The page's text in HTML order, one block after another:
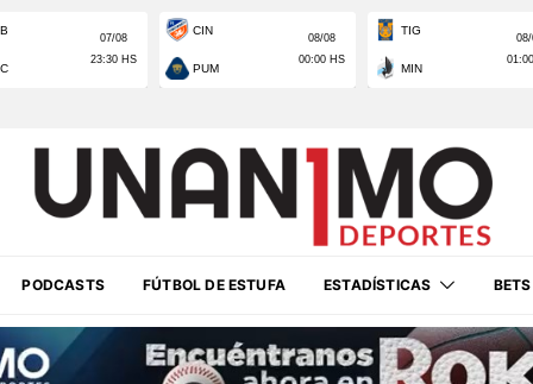
PODCASTS FÚTBOL DE ESTUFA ESTADÍSTICAS BETS